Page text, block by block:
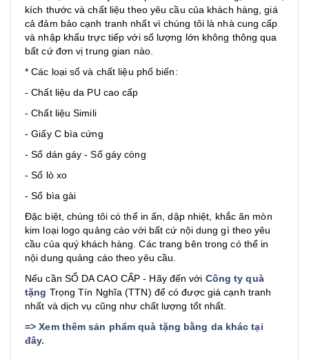
kích thước và chất liệu theo yêu cầu của khách hàng, giá
cả đảm bảo cạnh tranh nhất vì chúng tôi là nhà cung cấp
và nhập khẩu trực tiếp với số lượng lớn không thông qua
bất cứ đơn vị trung gian nào.
* Các loại sổ và chất liệu phổ biến:
- Chất liệu da PU cao cấp
- Chất liệu Simili
- Giấy C bìa cứng
- Sổ dán gáy - Sổ gáy còng
- Sổ lò xo
- Sổ bìa gài
Đặc biệt, chúng tôi có thể in ấn, dập nhiệt, khắc ăn mòn
kim loại logo quảng cáo với bất cứ nội dung gì theo yêu
cầu của quý khách hàng. Các trang bên trong có thể in
nội dung quảng cáo theo yêu cầu.
Nếu cần SỔ DA CAO CẤP - Hãy đến với Công ty quà
tặng Trọng Tín Nghĩa (TTN) để có được giá cạnh tranh
nhất và dịch vụ cũng như chất lượng tốt nhất.
=>Xem thêm sản phẩm quà tặng bằng da khác tại
đây.